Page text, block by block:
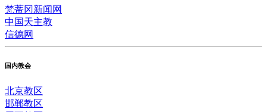
梵蒂冈新闻网
中国天主教
信德网
国内教会
北京教区
邯郸教区